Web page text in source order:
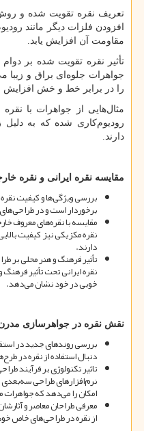
تعریف نقره تقویت شده و
افزودن فلزات دیگر مانند
مقاومت آن افزایش یابد.
تأثیر نقره تقویت شده بر
جواهرات جلوه ای براق و زیبا
را در برابر خط و خش
مثالهایی از جواهرات با نقره
رودیومکاری شده که به دلیل
دارند.
مقایسه نقره ایرانی و نقره
بررسی ویژگیها و کیفیت نقره
برخوردار است و در طراحی
مقایسه با نقرههای معروف
نقره مکزیکی نیز کیفیت
دارند.
تأثیر فرهنگ و هنر محلی بر
نقره ایرانی تحت تأثیر
خوبی در خود نشان میدهد.
نقش نقره در جواهرسازی
بررسی روندهای جدید در
دنبال استفاده از نقره در طرح
تاثیر تکنولوژی بر فرآیند
نرمافزارهای طراحی سه
امکان را میدهد که جواهرات
معرفی طراحان معاصر و
از نقره در طراحیهای خاص